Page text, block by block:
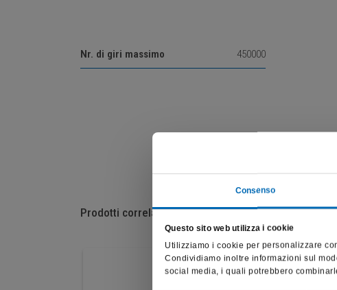
Consenso
Questo sito web utilizza i cookie
Utilizziamo i cookie per personalizzare
Condividiamo inoltre informazioni sul
social media, i quali potrebbero
Nr. di giri massimo 450000
Prodotti correlati
e